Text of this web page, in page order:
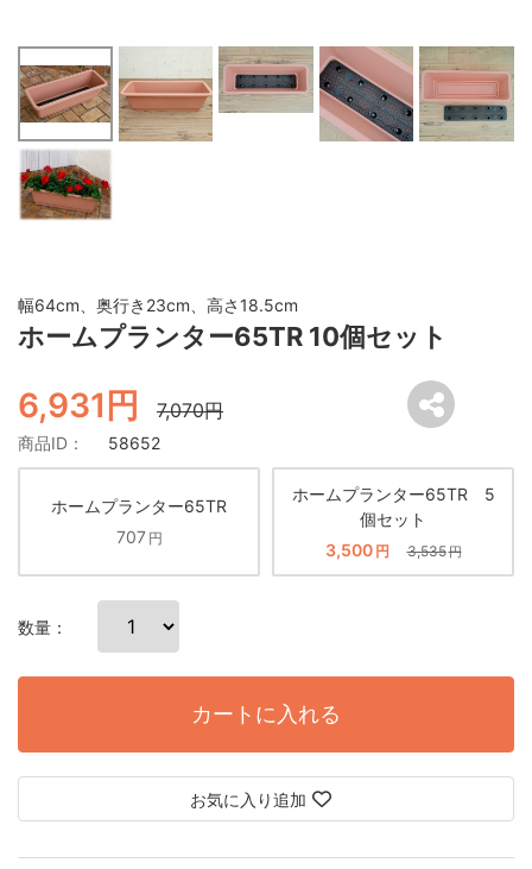
幅64cm、奥行き23cm、高さ18.5cm
ホームプランター65TR 10個セット
6,931円 7,070円
商品ID： 58652
ホームプランター65TR
707 円
ホームプランター65TR 5
個セット
3,500 円 3,535円
数量：
カートに入れる
お気に入り追加